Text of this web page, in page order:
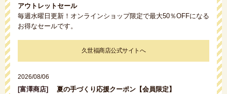
アウトレットセール
毎週水曜日更新！オンラインショップ限定で最大50％OFFになる
お得なセールです。
久世福商店公式サイトへ
2026/08/06
[富澤商店]
夏の手づくり応援クーポン【会員限定】